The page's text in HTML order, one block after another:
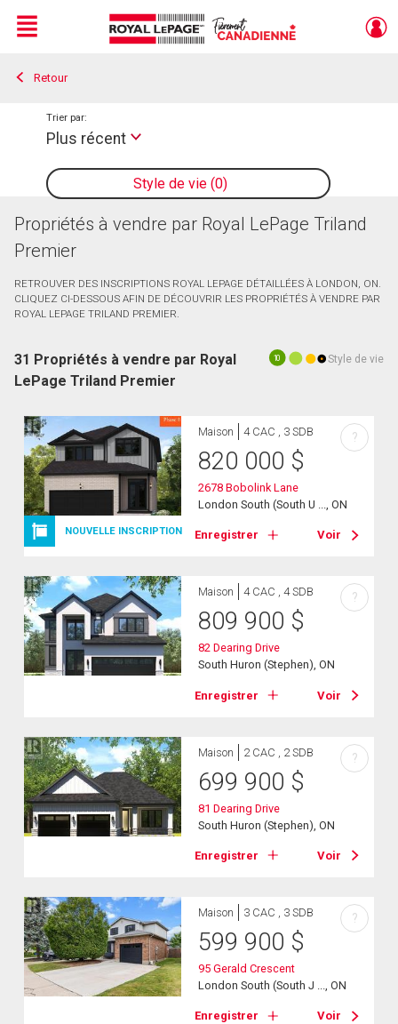
Live
En Direct
Menu
Retour
Style de vie 0
Trier par:
Plus récent
Propriétés à vendre par Royal LePage Triland
Premier
RETROUVER DES INSCRIPTIONS ROYAL LEPAGE DÉTAILLÉES À LONDON, ON.
CLIQUEZ CI-DESSOUS AFIN DE DÉCOUVRIR LES PROPRIÉTÉS À VENDRE PAR
ROYAL LEPAGE TRILAND PREMIER.
10 Style de vie
31 Propriétés à vendre par Royal
LePage Triland Premier
NOUVELLE INSCRIPTION
Maison 4 CAC , 3 SDB
820 000 $
2678 Bobolink Lane
London South (South U ..., ON
Enregistrer Voir
?
Maison 4 CAC , 4 SDB
809 900 $
82 Dearing Drive
South Huron (Stephen), ON
Enregistrer Voir
?
Maison 2 CAC , 2 SDB
699 900 $
81 Dearing Drive
South Huron (Stephen), ON
Enregistrer Voir
?
Maison 3 CAC , 3 SDB
599 900 $
95 Gerald Crescent
London South (South J ..., ON
Enregistrer Voir
?